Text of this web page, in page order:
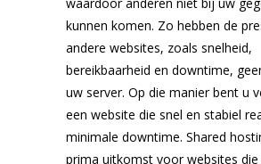
kunnen komen. Zo hebben de
andere websites, zoals snelheid,
bereikbaarheid en downtime,
uw server. Op die manier bent u
een website die snel en stabiel
minimale downtime. Shared
prima uitkomst voor websites die